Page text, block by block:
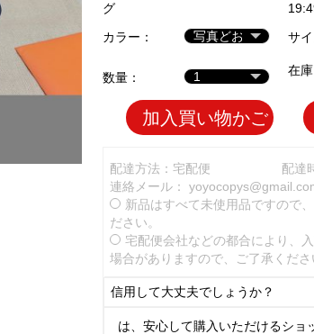
グ
カラー：
サイ
数量： 在
加入買い物かご
配達方法：宅配便
配達
連絡メール：
新品はすべて未使用品ですので
ださい。
宅配便会社などの都合により、
場合がありますので、ご了承くださ
信用して大丈夫でしょうか？
は、安心して購入いただけるショ